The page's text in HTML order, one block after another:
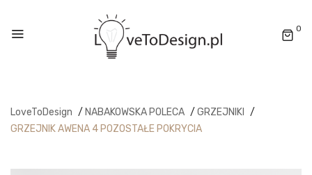
0
LoveToDesign / NABAKOWSKA POLECA / GRZEJNIKI /
GRZEJNIK AWENA 4 POZOSTAŁE POKRYCIA